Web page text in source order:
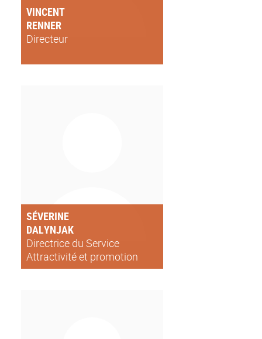
VINCENT
RENNER
Directeur
SÉVERINE
DALYNJAK
Directrice du Service
Attractivité et promotion
internationale de l’Université